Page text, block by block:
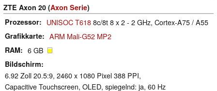
ZTE Axon 20 (Axon Serie)
Prozessor
UNISOC T6188c/8t 8 x 2 - 2 GHz, Cortex-A75 / A55
Grafikkarte ARM Mali-G52 MP2
RAM 6 GB
Bildschirm
6.92 Zoll 20.5:9, 2460 x 1080 Pixel 388 PPI,
Capacitive Touchscreen, OLED, spiegelnd: ja, 60 Hz